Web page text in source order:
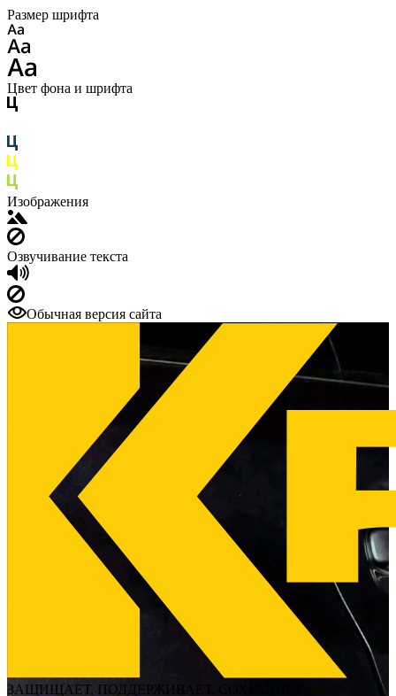
Размер шрифта
Цвет фона и шрифта
Изображения
Озвучивание текста
Обычная версия сайта
ЗАЩИЩАЕТ, ПОДДЕРЖИВАЕТ, СОХРАНЯЕТ